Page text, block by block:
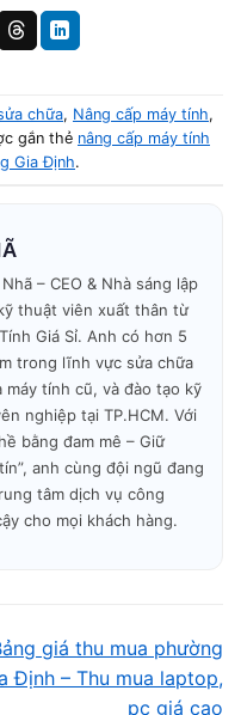
bạch - Không
Tận Nơi
nhanh trong ngày.
phát sinh phí.
chữa, Nâng cấp máy tính,
gắn thẻ nâng cấp máy tính
Gia Định.
– CEO & Nhà sáng lập
thuật viên xuất thân từ
Giá Sỉ. Anh có hơn 5
trong lĩnh vực sửa chữa
máy tính cũ, và đào tạo kỹ
nghiệp tại TP.HCM. Với
bằng đam mê – Giữ
anh cùng đội ngũ đang
tâm dịch vụ công
cho mọi khách hàng.
giá thu mua phường
Định – Thu mua laptop,
pc giá cao